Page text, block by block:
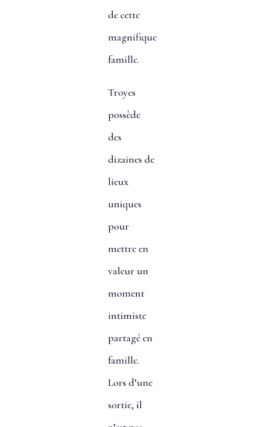
de cette
magnifique
famille.
Troyes
possède
des
dizaines de
lieux
uniques
pour
mettre en
valeur un
moment
intimiste
partagé en
famille.
Lors d’une
sortie, il